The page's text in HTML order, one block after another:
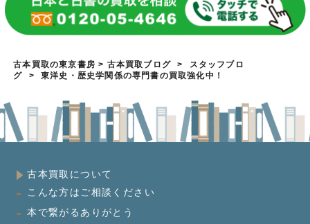
古本買取の東京書房 > 古本買取ブログ >
スタッフブロ
グ
> 東洋史・歴史学関係の専門書の買取強化中！
古本買取について
こんな方はご相談ください
本で繋がるありがとう